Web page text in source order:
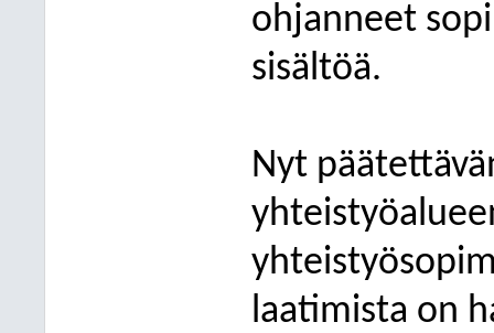
ohjanneet
sisältöä.
Nyt
laatimista on